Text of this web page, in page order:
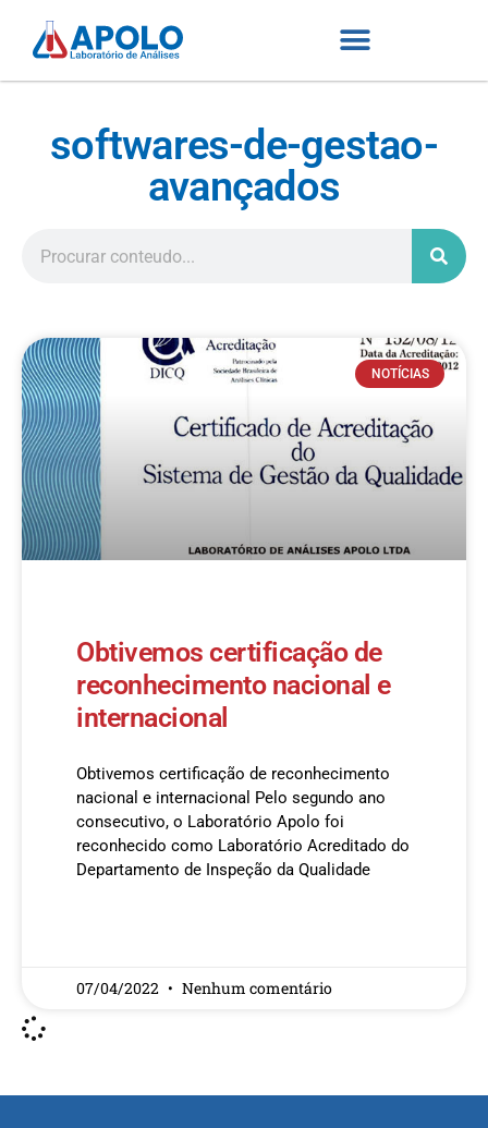
softwares-de-gestao-
avançados
NOTÍCIAS
Obtivemos certificação de
reconhecimento nacional e
internacional
Obtivemos certificação de reconhecimento
nacional e internacional Pelo segundo ano
consecutivo, o Laboratório Apolo foi
reconhecido como Laboratório Acreditado do
Departamento de Inspeção da Qualidade
07/04/2022 Nenhum comentário